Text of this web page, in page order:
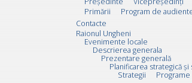
Primării
Program de
Contacte
Raionul Ungheni
Evenimente locale
Descrierea generala
Prezentare generală
Planificarea strategică
Strategii
Programe